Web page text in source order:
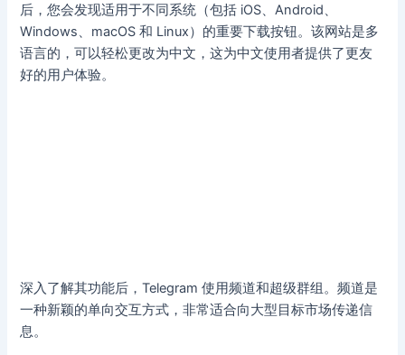
后，您会发现适用于不同系统（包括 iOS、Android、
Windows、macOS 和 Linux）的重要下载按钮。该网站是多
语言的，可以轻松更改为中文，这为中文使用者提供了更友
好的用户体验。
深入了解其功能后，Telegram 使用频道和超级群组。频道是
一种新颖的单向交互方式，非常适合向大型目标市场传递信
息。